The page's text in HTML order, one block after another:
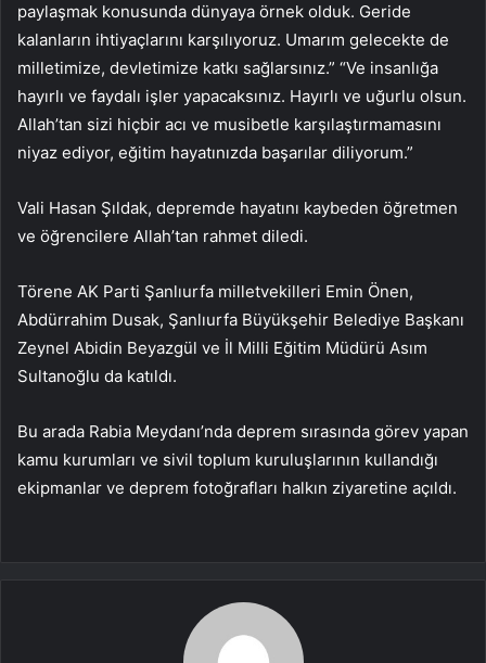
paylaşmak konusunda dünyaya örnek olduk. Geride
kalanların ihtiyaçlarını karşılıyoruz. Umarım gelecekte de
milletimize, devletimize katkı sağlarsınız.” “Ve insanlığa
hayırlı ve faydalı işler yapacaksınız. Hayırlı ve uğurlu olsun.
Allah’tan sizi hiçbir acı ve musibetle karşılaştırmamasını
niyaz ediyor, eğitim hayatınızda başarılar diliyorum.”
Vali Hasan Şıldak, depremde hayatını kaybeden öğretmen
ve öğrencilere Allah’tan rahmet diledi.
Törene AK Parti Şanlıurfa milletvekilleri Emin Önen,
Abdürrahim Dusak, Şanlıurfa Büyükşehir Belediye Başkanı
Zeynel Abidin Beyazgül ve İl Milli Eğitim Müdürü Asım
Sultanoğlu da katıldı.
Bu arada Rabia Meydanı’nda deprem sırasında görev yapan
kamu kurumları ve sivil toplum kuruluşlarının kullandığı
ekipmanlar ve deprem fotoğrafları halkın ziyaretine açıldı.